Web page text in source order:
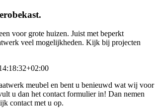
voor grote huizen. Juist met beperkt
veel mogelijkheden. Kijk bij projecten
meubel en bent u benieuwd wat wij voor
u dan het contact formulier in! Dan nemen
contact met u op.